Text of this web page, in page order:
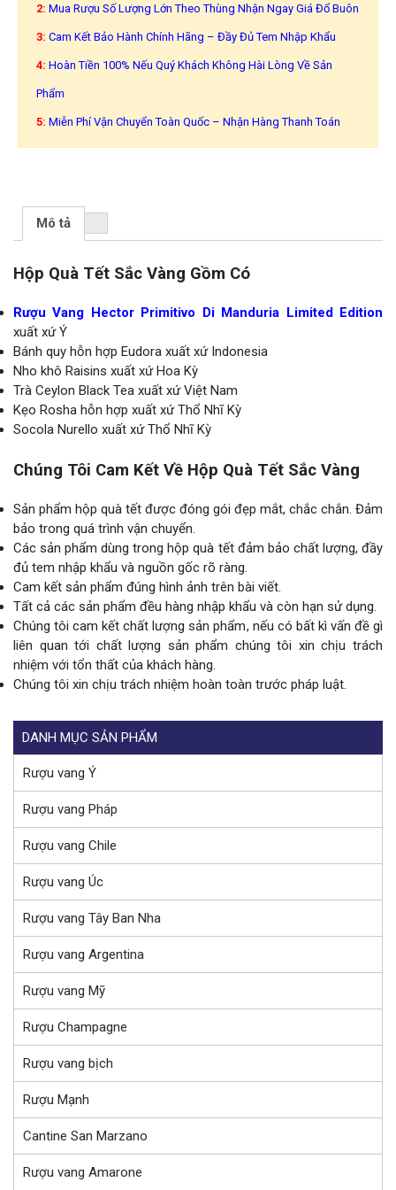
2: Mua Rượu Số Lượng Lớn Theo Thùng Nhận Ngay Giá Đổ Buôn
3: Cam Kết Bảo Hành Chính Hãng – Đầy Đủ Tem Nhập Khẩu
4: Hoàn Tiền 100% Nếu Quý Khách Không Hài Lòng Về Sản
Phẩm
5: Miễn Phí Vận Chuyển Toàn Quốc – Nhận Hàng Thanh Toán
Mô tả
Hộp Quà Tết Sắc Vàng Gồm Có
Rượu Vang Hector Primitivo Di Manduria Limited Edition
xuất xứ Ý
Bánh quy hỗn hợp Eudora xuất xứ Indonesia
Nho khô Raisins xuất xứ Hoa Kỳ
Trà Ceylon Black Tea xuất xứ Việt Nam
Kẹo Rosha hỗn hợp xuất xứ Thổ Nhĩ Kỳ
Socola Nurello xuất xứ Thổ Nhĩ Kỳ
Chúng Tôi Cam Kết Về Hộp Quà Tết Sắc Vàng
Sản phẩm hộp quà tết được đóng gói đẹp mắt, chắc chắn. Đảm
bảo trong quá trình vận chuyển.
Các sản phẩm dùng trong hộp quà tết đảm bảo chất lượng, đầy
đủ tem nhập khẩu và nguồn gốc rõ ràng.
Cam kết sản phẩm đúng hình ảnh trên bài viết.
Tất cả các sản phẩm đều hàng nhập khẩu và còn hạn sử dụng.
Chúng tôi cam kết chất lượng sản phẩm, nếu có bất kì vấn đề gì
liên quan tới chất lượng sản phẩm chúng tôi xin chịu trách
nhiệm với tổn thất của khách hàng.
Chúng tôi xin chịu trách nhiệm hoàn toàn trước pháp luật.
DANH MỤC SẢN PHẨM
Rượu vang Ý
Rượu vang Pháp
Rượu vang Chile
Rượu vang Úc
Rượu vang Tây Ban Nha
Rượu vang Argentina
Rượu vang Mỹ
Rượu Champagne
Rượu vang bịch
Rượu Mạnh
Cantine San Marzano
Rượu vang Amarone